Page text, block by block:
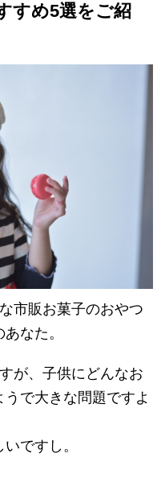
すめ5選をご紹
市販お菓子のおやつ
なた。
が、子供にどんなお
で大きな問題ですよ
ですし。